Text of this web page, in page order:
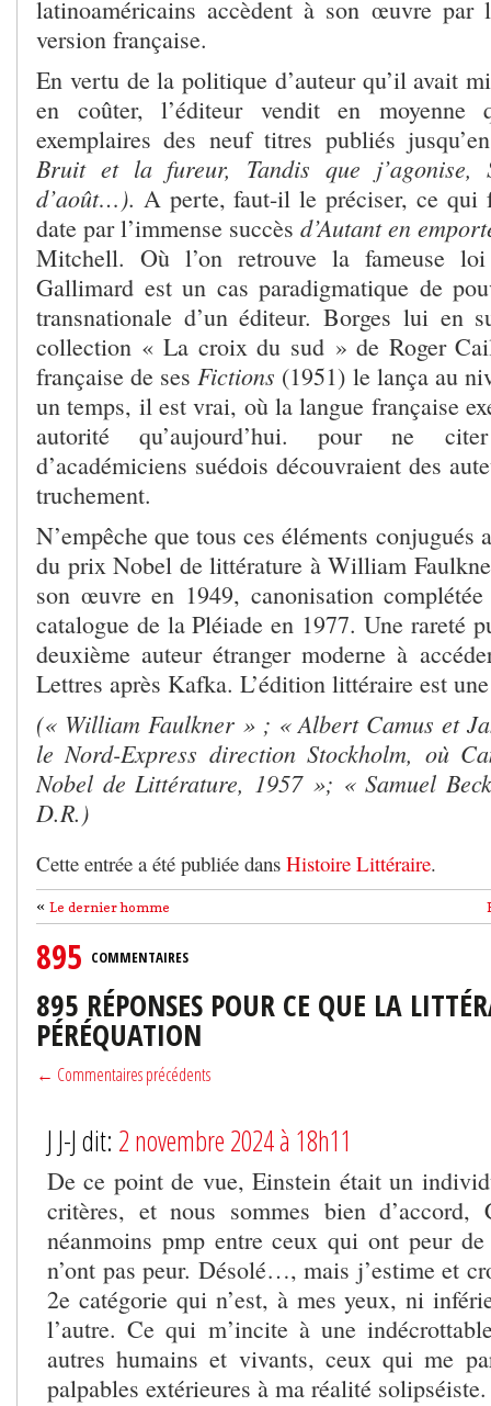
latinoaméricains accèdent à son œuvre par
version française.
En vertu de la politique d’auteur qu’il avait
en coûter, l’éditeur vendit en moyenne
exemplaires des neuf titres publiés
Bruit et la fureur, Tandis que j’agonise,
d’août…). A perte, faut-il le préciser, ce qui
date par l’immense succès d’Autant en
Mitchell. Où l’on retrouve la fameuse
Gallimard est un cas paradigmatique de
transnationale d’un éditeur. Borges lui en
collection « La croix du sud » de Roger
française de sesFictions (1951) le lança au
un temps, il est vrai, où la langue française
autorité qu’aujourd’hui. pour ne
d’académiciens suédois découvraient des
truchement.
N’empêche que tous ces éléments conjugués
du prix Nobel de littérature à William
son œuvre en 1949, canonisation
catalogue de la Pléiade en 1977. Une rareté
deuxième auteur étranger moderne à
Lettres après Kafka. L’édition littéraire est
(« William Faulkner » ; « Albert Camus et
le Nord-Express direction Stockholm, où
Nobel de Littérature, 1957 »; « Samuel
D.R.)
Cette entrée a été publiée dans Histoire Littéraire.
« Le dernier homme
895 COMMENTAIRES
895 RÉPONSES POUR CE QUE LA
PÉRÉQUATION
← Commentaires précédents
J J-J dit: 2 novembre 2024 à 18h11
De ce point de vue, Einstein était un
critères, et nous sommes bien d’accord,
néanmoins pmp entre ceux qui ont peur
n’ont pas peur. Désolé…, mais j’estime et
2e catégorie qui n’est, à mes yeux, ni
l’autre. Ce qui m’incite à une
autres humains et vivants, ceux qui me
palpables extérieures à ma réalité